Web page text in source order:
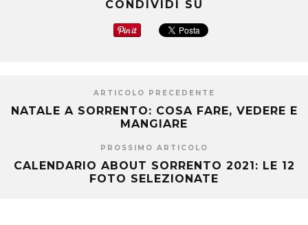
CONDIVIDI SU
ARTICOLO PRECEDENTE
NATALE A SORRENTO: COSA FARE, VEDERE E
MANGIARE
PROSSIMO ARTICOLO
CALENDARIO ABOUT SORRENTO 2021: LE 12
FOTO SELEZIONATE